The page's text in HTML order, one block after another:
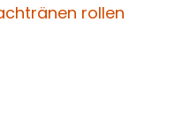
rollen